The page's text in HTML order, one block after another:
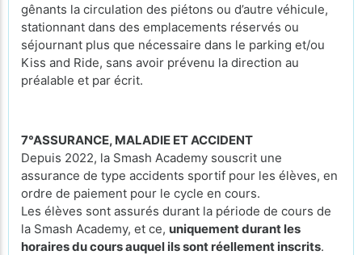
gênants la circulation des piétons ou d’autre véhicule,
stationnant dans des emplacements réservés ou
séjournant plus que nécessaire dans le parking et/ou
Kiss and Ride, sans avoir prévenu la direction au
préalable et par écrit.
7°ASSURANCE, MALADIE ET ACCIDENT
Depuis 2022, la Smash Academy souscrit une
assurance de type accidents sportif pour les élèves, en
ordre de paiement pour le cycle en cours.
Les élèves sont assurés durant la période de cours de
la Smash Academy, et ce, uniquement durant les
horaires du cours auquel ils sont réellement inscrits.